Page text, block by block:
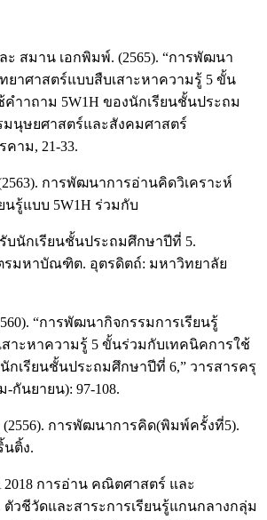
สมาน เอกพิมพ์. (2565). “การพัฒนา
ยาศาสตร์แบบสืบเสาะหาความรู้ 5 ขั้น
าาถาม 5W1H ของนักเรียนชั้นประถม
มนุษยศาสตร์และสังคมศาสตร์
าม, 21-33.
การพัฒนาการอ่านคิดวิเคราะห์
นรู้แบบ 5W1H ร่วมกับ
บนักเรียนชั้นประถมศึกษาปีที่ 5.
มหาบัณฑิต. อุตรดิตถ์: มหาวิทยาลัย
“การพัฒนากิจกรรมการเรียนรู้
าะหาความรู้ 5 ขั้นร่วมกับเทคนิคการใช้
กเรียนชั้นประถมศึกษาปีที่ 6,” วารสารครุ
กันยายน): 97-108.
(2556). การพัฒนาการคิด(พิมพ์ครั้งที่5).
นติ้ง.
2018 การอ่าน คณิตศาสตร์ และ
ตัวชีวัดและสาระการเรียนรู้แกนกลางกลุ่ม